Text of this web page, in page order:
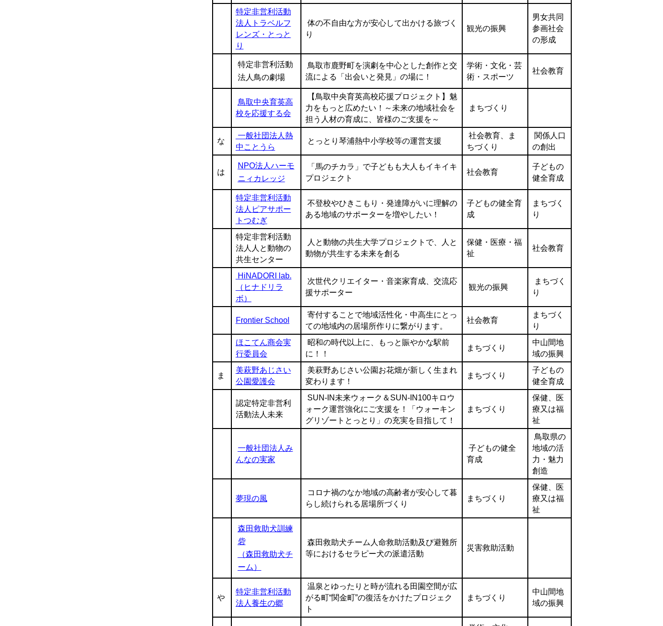
特定非営利活動
法人トラベルフ
レンズ・とっと
り
体の不自由な方が安心して出かける旅づく
り
観光の振興
男女共同
参画社会
の形成
特定非営利活動
法人鳥の劇場
鳥取市鹿野町を演劇を中心とした創作と交
流による「出会いと発見」の場に！
学術・文化・芸
術・スポーツ
社会教育
鳥取中央育英高
校を応援する会
【鳥取中央育英高校応援プロジェクト】魅
力をもっと広めたい！～未来の地域社会を
担う人材の育成に、皆様のご支援を～
まちづくり
な
一般社団法人熱
中ことうら
とっとり琴浦熱中小学校等の運営支援
社会教育、ま
ちづくり
関係人口
の創出
は
NPO法人ハーモ
ニィカレッジ
「馬のチカラ」で子どもも大人もイキイキ
プロジェクト
社会教育
子どもの
健全育成
特定非営利活動
法人ピアサポー
トつむぎ
不登校やひきこもり・発達障がいに理解の
ある地域のサポーターを増やしたい！
子どもの健全育
成
まちづく
り
特定非営利活動
法人人と動物の
共生センター
人と動物の共生大学プロジェクトで、人と
動物が共生する未来を創る
保健・医療・福
祉
社会教育
HiNADORI lab.
（ヒナドリラ
ボ）
次世代クリエイター・音楽家育成、交流応
援サポーター
観光の振興
まちづく
り
Frontier School
寄付することで地域活性化・中高生にとっ
ての地域内の居場所作りに繋がります。
社会教育
まちづく
り
ほこてん商会実
行委員会
昭和の時代以上に、もっと賑やかな駅前
に！！
まちづくり
中山間地
域の振興
ま
美萩野あじさい
公園愛護会
美萩野あじさい公園お花畑が新しく生まれ
変わります！
まちづくり
子どもの
健全育成
認定特定非営利
活動法人未来
SUN-IN未来ウォーク＆SUN-IN100キロウ
ォーク運営強化にご支援を！「ウォーキン
グリゾートとっとり」の充実を目指して！
まちづくり
保健、医
療又は福
祉
一般社団法人み
んなの実家
子どもの健全
育成
鳥取県の
地域の活
力・魅力
創造
夢現の風
コロナ禍のなか地域の高齢者が安心して暮
らし続けられる居場所づくり
まちづくり
保健、医
療又は福
祉
森田救助犬訓練
砦
（森田救助犬チ
ーム）
森田救助犬チーム人命救助活動及び避難所
等におけるセラピー犬の派遣活動
災害救助活動
や
特定非営利活動
法人養生の郷
温泉とゆったりと時が流れる田園空間が広
がる町“関金町”の復活をかけたプロジェク
ト
まちづくり
中山間地
域の振興